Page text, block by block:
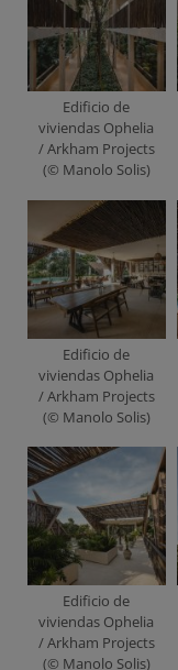
Edificio de
viviendas Ophelia
/ Arkham Projects
(© Manolo Solis)
Edificio de
viviendas Ophelia
/ Arkham Projects
(© Manolo Solis)
Edificio de
viviendas Ophelia
/ Arkham Projects
(© Manolo Solis)